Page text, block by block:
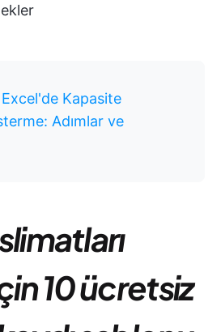
Excel'de Kapasite
Adımlar ve
10 ücretsiz